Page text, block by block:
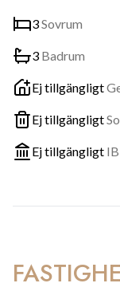
3Sovrum
3 Badrum
Ej tillgängligt
Ej tillgängligt
Ej tillgängligt